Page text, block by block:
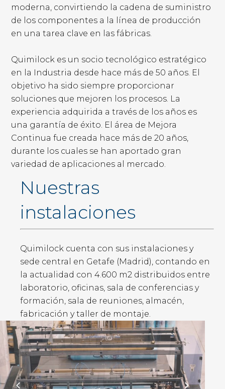
moderna, convirtiendo la cadena de suministro
de los componentes a la línea de producción
en una tarea clave en las fábricas.
Quimilock es un socio tecnológico estratégico
en la Industria desde hace más de 50 años. El
objetivo ha sido siempre proporcionar
soluciones que mejoren los procesos. La
experiencia adquirida a través de los años es
una garantía de éxito. El área de Mejora
Continua fue creada hace más de 20 años,
durante los cuales se han aportado gran
variedad de aplicaciones al mercado.
Nuestras
instalaciones
Quimilock cuenta con sus instalaciones y
sede central en Getafe (Madrid), contando en
la actualidad con 4.600 m2 distribuidos entre
laboratorio, oficinas, sala de conferencias y
formación, sala de reuniones, almacén,
fabricación y taller de montaje.